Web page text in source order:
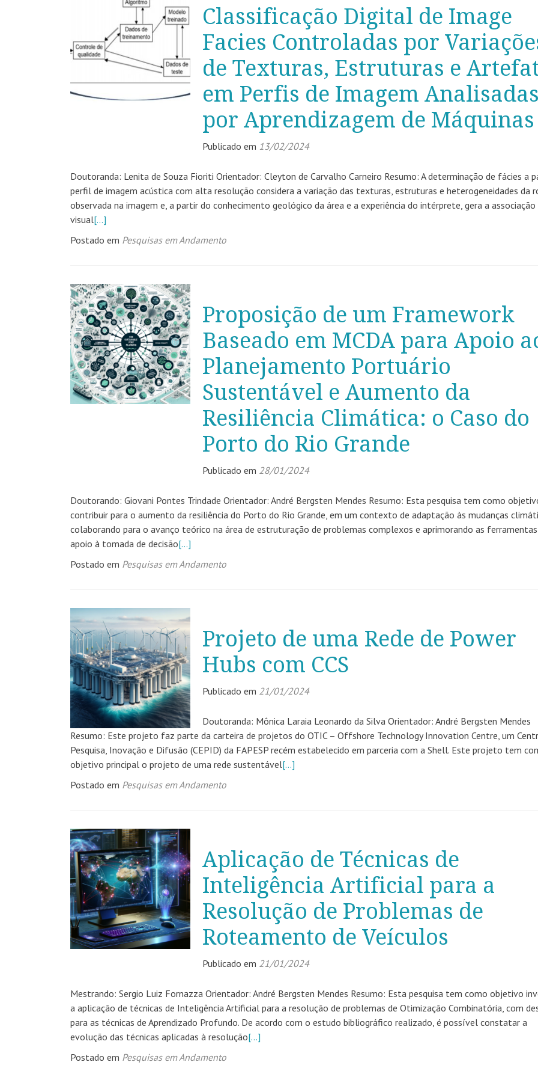
Classificação Digital de Image
Facies Controladas por
de Texturas, Estruturas e
em Perfis de Imagem
por Aprendizagem de Máquinas
Publicado em 13/02/2024
Doutoranda: Lenita de Souza Fioriti Orientador: Cleyton de Carvalho Carneiro Resumo: A determinação de fácies a
perfil de imagem acústica com alta resolução considera a variação das texturas, estruturas e heterogeneidades da
observada na imagem e, a partir do conhecimento geológico da área e a experiência do intérprete, gera a associação
visual[…]
Postado em Pesquisas em Andamento
Proposição de um Framework
Baseado em MCDA para Apoio
Planejamento Portuário
Sustentável e Aumento da
Resiliência Climática: o Caso do
Porto do Rio Grande
Publicado em 28/01/2024
Doutorando: Giovani Pontes Trindade Orientador: André Bergsten Mendes Resumo: Esta pesquisa tem como
contribuir para o aumento da resiliência do Porto do Rio Grande, em um contexto de adaptação às mudanças
colaborando para o avanço teórico na área de estruturação de problemas complexos e aprimorando as
apoio à tomada de decisão[…]
Postado em Pesquisas em Andamento
Projeto de uma Rede de Power
Hubs com CCS
Publicado em 21/01/2024
Doutoranda: Mônica Laraia Leonardo da Silva Orientador: André Bergsten Mendes
Resumo: Este projeto faz parte da carteira de projetos do OTIC – Offshore Technology Innovation Centre, um
Pesquisa, Inovação e Difusão (CEPID) da FAPESP recém estabelecido em parceria com a Shell. Este projeto tem
objetivo principal o projeto de uma rede sustentável[…]
Postado em Pesquisas em Andamento
Aplicação de Técnicas de
Inteligência Artificial para a
Resolução de Problemas de
Roteamento de Veículos
Publicado em 21/01/2024
Mestrando: Sergio Luiz Fornazza Orientador: André Bergsten Mendes Resumo: Esta pesquisa tem como objetivo
a aplicação de técnicas de Inteligência Artificial para a resolução de problemas de Otimização Combinatória, com
para as técnicas de Aprendizado Profundo. De acordo com o estudo bibliográfico realizado, é possível constatar a
evolução das técnicas aplicadas à resolução[…]
Postado em Pesquisas em Andamento